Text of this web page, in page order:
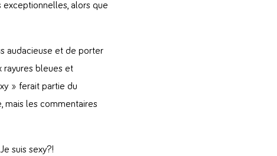
alors que
audacieuse et de porter
rayures bleues et
» ferait partie du
mais les commentaires
suis sexy?!